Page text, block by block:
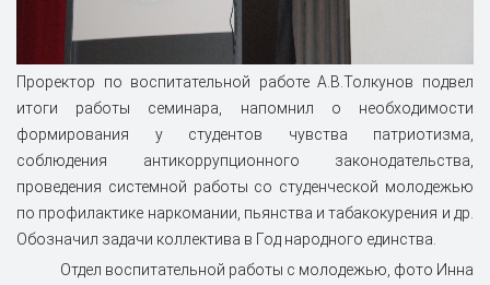
Проректор по воспитательной работе А.В.Толкунов подвел
итоги работы семинара, напомнил о необходимости
формирования у студентов чувства патриотизма,
соблюдения антикоррупционного законодательства,
проведения системной работы со студенческой молодежью
по профилактике наркомании, пьянства и табакокурения и др.
Обозначил задачи коллектива в Год народного единства.
Отдел воспитательной работы с молодежью, фото Инна